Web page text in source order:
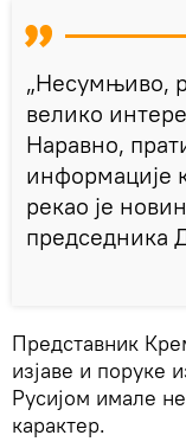
„Несумњиво,
велико
Наравно,
информације
рекао је
председника
Представник
изјаве и поруке
Русијом имале
карактер.